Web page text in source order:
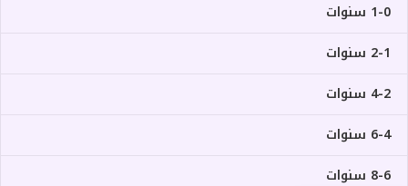
1-0 سنوات
2-1 سنوات
4-2 سنوات
6-4 سنوات
8-6 سنوات